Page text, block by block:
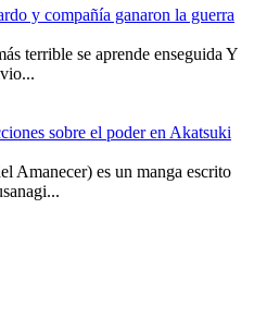
y compañía ganaron la guerra
terrible se aprende enseguida Y
sobre el poder en Akatsuki
Amanecer) es un manga escrito